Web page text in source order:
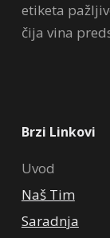
etiketa
čija vina
Brzi Linkovi
Uvod
Naš Tim
Saradnja